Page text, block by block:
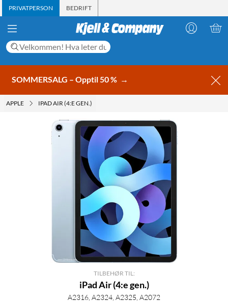
PRIVATPERSON BEDRIFT
SOMMERSALG – Opptil 50 % →
APPLE IPAD AIR (4:E GEN.)
TILBEHØR TIL:
iPad Air (4:e gen.)
A2316, A2324, A2325, A2072